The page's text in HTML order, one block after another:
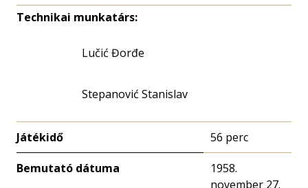
Technikai munkatárs:
Lučić Đorđe
Stepanović Stanislav
Játékidő 56 perc
Bemutató dátuma
1958.
november 27.